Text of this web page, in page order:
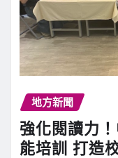
地方新聞
強化閱讀力
能培訓 打造